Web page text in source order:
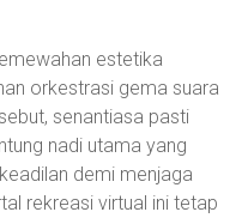
estetika
orkestrasi gema suara
senantiasa pasti
nadi utama yang
demi menjaga
rekreasi virtual ini tetap